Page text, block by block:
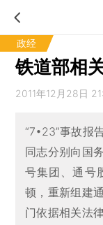
政经
铁道部相
2011年12月28日
“7•23”事故报
同志分别向国
号集团、通号
顿，重新组建
门依据相关法